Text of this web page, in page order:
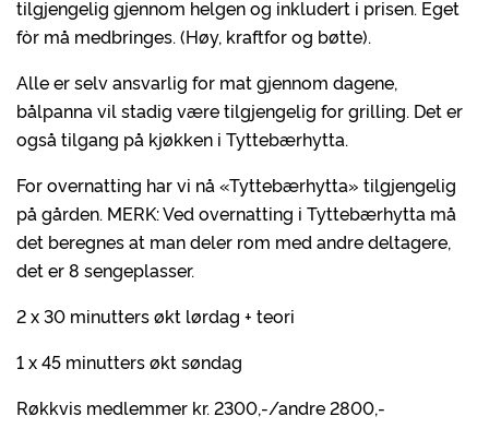
tilgjengelig gjennom helgen og inkludert i prisen. Eget
fòr må medbringes. (Høy, kraftfor og bøtte).
Alle er selv ansvarlig for mat gjennom dagene,
bålpanna vil stadig være tilgjengelig for grilling. Det er
også tilgang på kjøkken i Tyttebærhytta.
For overnatting har vi nå «Tyttebærhytta» tilgjengelig
på gården. MERK: Ved overnatting i Tyttebærhytta må
det beregnes at man deler rom med andre deltagere,
det er 8 sengeplasser.
2 x 30 minutters økt lørdag + teori
1 x 45 minutters økt søndag
Røkkvis medlemmer kr. 2300,-/andre 2800,-